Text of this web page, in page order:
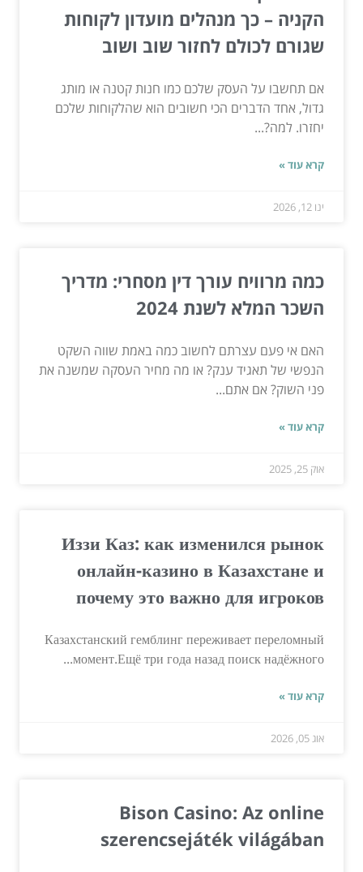
הקניה – כך מנהלים מועדון לקוחות
שגורם לכולם לחזור שוב ושוב
אם תחשבו על העסק שלכם כמו חנות קטנה או מותג
גדול, אחד הדברים הכי חשובים הוא שהלקוחות שלכם
יחזרו. למה?...
קרא עוד »
ינו 12, 2026
כמה מרוויח עורך דין מסחרי: מדריך
השכר המלא לשנת 2024
האם אי פעם עצרתם לחשוב כמה באמת שווה השקט
הנפשי של תאגיד ענק? או מה מחיר העסקה שמשנה את
פני השוק? אם אתם...
קרא עוד »
אוק 25, 2025
Иззи Каз: как изменился рынок
онлайн-казино в Казахстане и
почему это важно для игроков
Казахстанский гемблинг переживает переломный
момент.Ещё три года назад поиск надёжного...
קרא עוד »
אוג 05, 2026
Bison Casino: Az online
szerencsejáték világában